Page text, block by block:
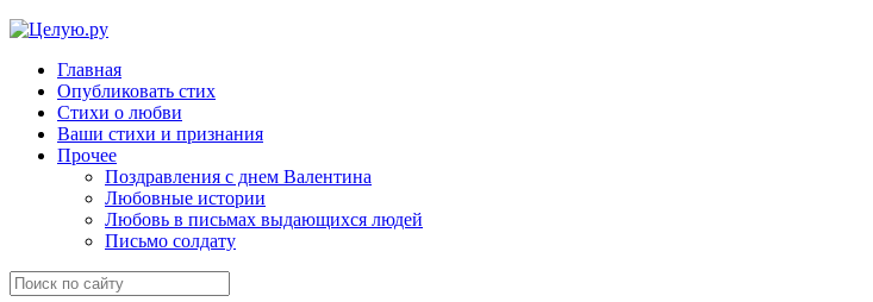
Главная
Опубликовать стих
Стихи о любви
Ваши стихи и признания
Прочее
Поздравления с днем Валентина
Любовные истории
Любовь в письмах выдающихся людей
Письмо солдату